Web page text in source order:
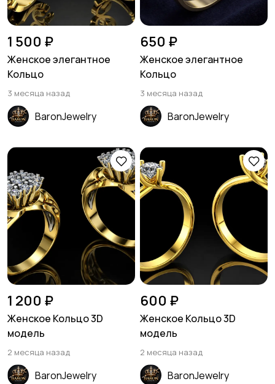
1 500 ₽
Женское элегантное
Кольцо
3 месяца назад
BaronJewelry
650 ₽
Женское элегантное
Кольцо
3 месяца назад
BaronJewelry
1 200 ₽
Женское Кольцо 3D
модель
2 месяца назад
BaronJewelry
600 ₽
Женское Кольцо 3D
модель
2 месяца назад
BaronJewelry